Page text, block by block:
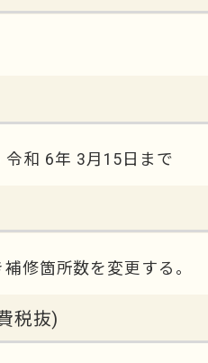
和 6年 3月15日まで
修箇所数を変更する。
税抜)